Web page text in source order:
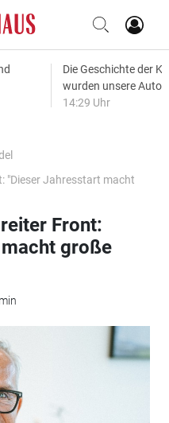
Die Geschichte der
wurden unsere
14:29 Uhr
"Dieser Jahresstart macht
Front:
große